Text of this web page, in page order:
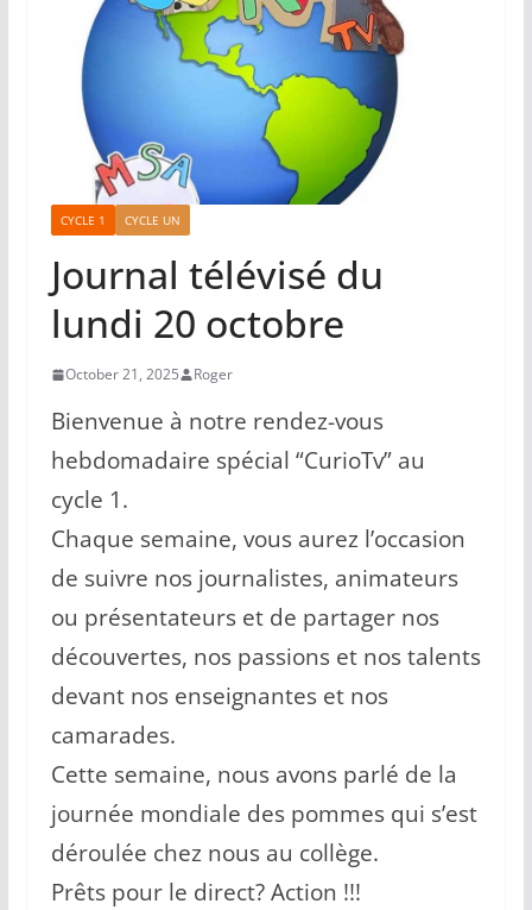
CYCLE 1 CYCLE UN
Journal télévisé du
lundi 20 octobre
October 21, 2025 Roger
Bienvenue à notre rendez-vous
hebdomadaire spécial “CurioTv” au
cycle 1.
Chaque semaine, vous aurez l’occasion
de suivre nos journalistes, animateurs
ou présentateurs et de partager nos
découvertes, nos passions et nos talents
devant nos enseignantes et nos
camarades.
Cette semaine, nous avons parlé de la
journée mondiale des pommes qui s’est
déroulée chez nous au collège.
Prêts pour le direct? Action !!!